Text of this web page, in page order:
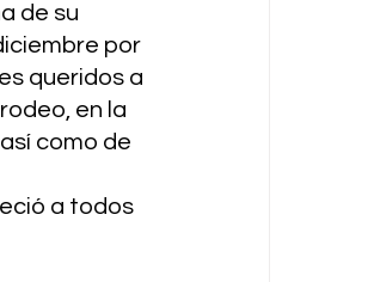
de su
por
queridos a
en la
como de
a todos